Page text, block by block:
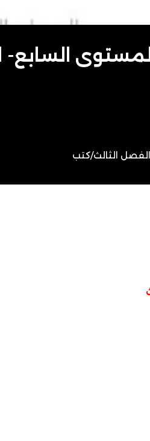
السابع-
الفصل الثالث/كتب